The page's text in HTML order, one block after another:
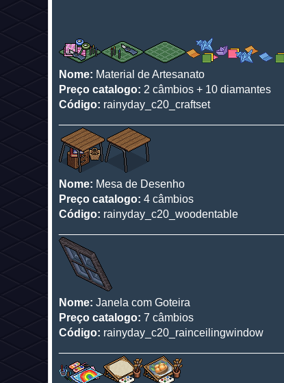
Nome: Material de Artesanato
Preço catalogo: 2 câmbios + 10 diamantes
Código: rainyday_c20_craftset
Nome: Mesa de Desenho
Preço catalogo: 4 câmbios
Código: rainyday_c20_woodentable
Nome: Janela com Goteira
Preço catalogo: 7 câmbios
Código: rainyday_c20_rainceilingwindow